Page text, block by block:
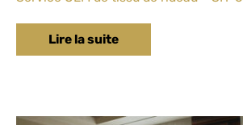
Lire la suite